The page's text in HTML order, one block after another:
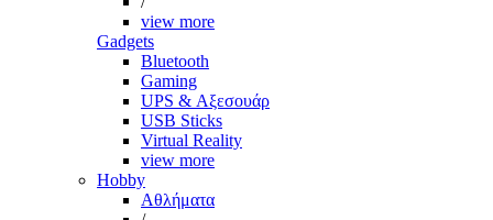
view more
Gadgets
Bluetooth
Gaming
UPS & Αξεσουάρ
USB Sticks
Virtual Reality
view more
Hobby
Αθλήματα